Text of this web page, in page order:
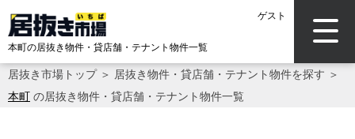
ゲスト
本町の居抜き物件・貸店舗・テナント物件一覧
居抜き市場トップ＞ 居抜き物件・貸店舗・テナント物件を探す ＞
本町 の居抜き物件・貸店舗・テナント物件一覧